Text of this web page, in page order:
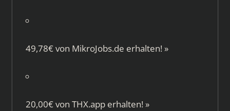
49,78€ von MikroJobs.de erhalten! »
20,00€ von THX.apperhalten! »